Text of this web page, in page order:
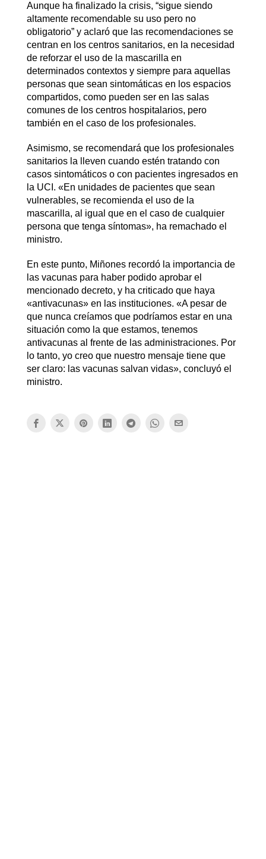
Aunque ha finalizado la crisis, “sigue siendo
altamente recomendable su uso pero no
obligatorio” y aclaró que las recomendaciones se
centran en los centros sanitarios, en la necesidad
de reforzar el uso de la mascarilla en
determinados contextos y siempre para aquellas
personas que sean sintomáticas en los espacios
compartidos, como pueden ser en las salas
comunes de los centros hospitalarios, pero
también en el caso de los profesionales.
Asimismo, se recomendará que los profesionales
sanitarios la lleven cuando estén tratando con
casos sintomáticos o con pacientes ingresados en
la UCI. «En unidades de pacientes que sean
vulnerables, se recomienda el uso de la
mascarilla, al igual que en el caso de cualquier
persona que tenga síntomas», ha remachado el
ministro.
En este punto, Miñones recordó la importancia de
las vacunas para haber podido aprobar el
mencionado decreto, y ha criticado que haya
«antivacunas» en las instituciones. «A pesar de
que nunca creíamos que podríamos estar en una
situación como la que estamos, tenemos
antivacunas al frente de las administraciones. Por
lo tanto, yo creo que nuestro mensaje tiene que
ser claro: las vacunas salvan vidas», concluyó el
ministro.